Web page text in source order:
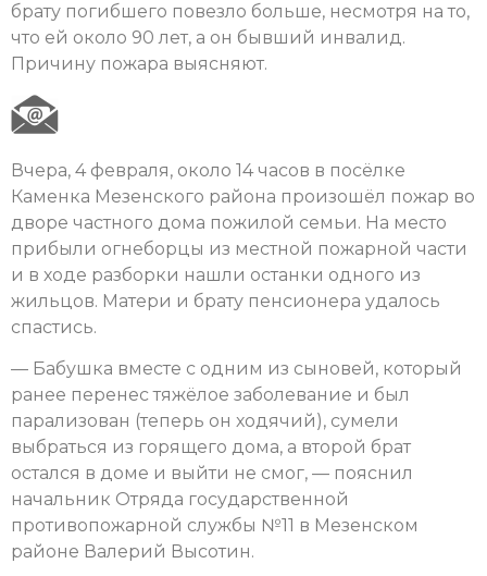
брату погибшего повезло больше, несмотря на то,
что ей около 90 лет, а он бывший инвалид.
Причину пожара выясняют.
Вчера, 4 февраля, около 14 часов в посёлке
Каменка Мезенского района произошёл пожар во
дворе частного дома пожилой семьи. На место
прибыли огнеборцы из местной пожарной части
и в ходе разборки нашли останки одного из
жильцов. Матери и брату пенсионера удалось
спастись.
— Бабушка вместе с одним из сыновей, который
ранее перенес тяжёлое заболевание и был
парализован (теперь он ходячий), сумели
выбраться из горящего дома, а второй брат
остался в доме и выйти не смог, — пояснил
начальник Отряда государственной
противопожарной службы №11 в Мезенском
районе Валерий Высотин.